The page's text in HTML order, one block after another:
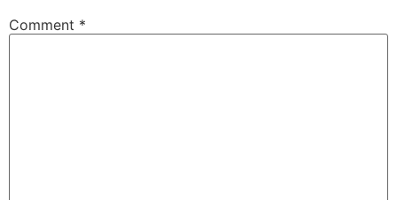
Comment *